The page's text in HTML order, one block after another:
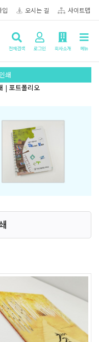
입 오시는 길 사이트맵
전체검색 로그인 회사소개 메뉴
쇄
| 포트폴리오